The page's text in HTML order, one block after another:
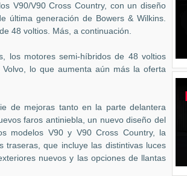
V90/V90 Cross Country, con un diseño
última generación de Bowers & Wilkins.
48 voltios. Más, a continuación.
los motores semi-híbridos de 48 voltios
lo que aumenta aún más la oferta
de mejoras tanto en la parte delantera
faros antiniebla, un nuevo diseño del
modelos V90 y V90 Cross Country, la
traseras, que incluye las distintivas luces
nuevos y las opciones de llantas